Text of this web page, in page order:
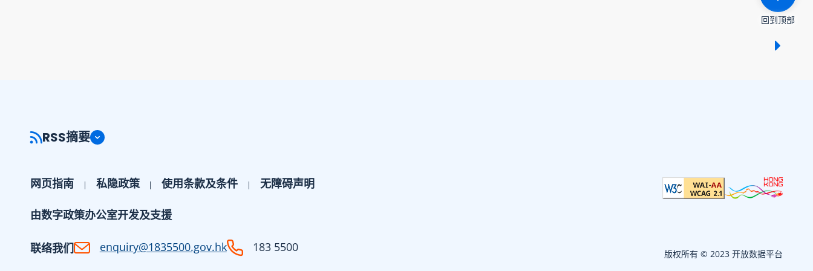
回到顶部
RSS摘要
网页指南 私隐政策 使用条款及条件 无障碍声明
由数字政策办公室开发及支援
联络我们 enquiry@1835500.gov.hk 183 5500 版权所有 © 2023 开放数据平台